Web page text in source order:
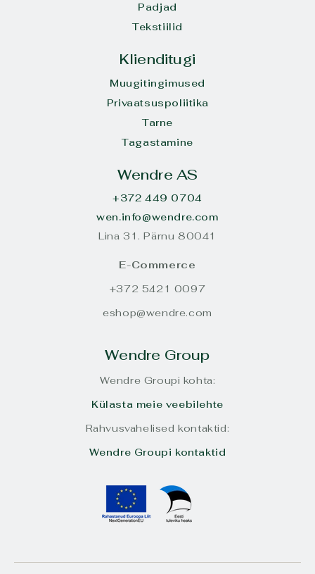
Padjad
Tekstiilid
Klienditugi
Muugitingimused
Privaatsuspoliitika
Tarne
Tagastamine
Wendre AS
+372 449 0704
wen.info@wendre.com
Lina 31. Pärnu 80041
E-Commerce
+372 5421 0097
eshop@wendre.com
Wendre Group
Wendre Groupi kohta:
Külasta meie veebilehte
Rahvusvahelised kontaktid:
Wendre Groupi kontaktid